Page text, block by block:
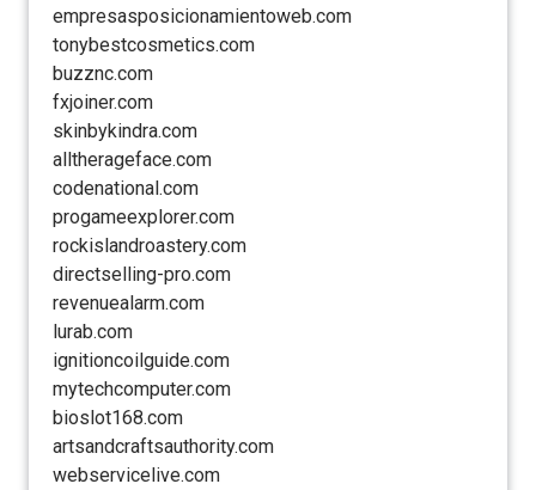
empresasposicionamientoweb.com
tonybestcosmetics.com
buzznc.com
fxjoiner.com
skinbykindra.com
alltherageface.com
codenational.com
progameexplorer.com
rockislandroastery.com
directselling-pro.com
revenuealarm.com
lurab.com
ignitioncoilguide.com
mytechcomputer.com
bioslot168.com
artsandcraftsauthority.com
webservicelive.com